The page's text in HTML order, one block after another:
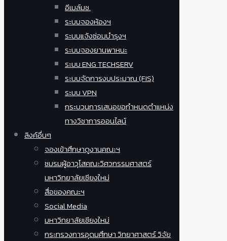
อีเมล์มช.
ระบบจองห้องฯ
ระบบแจ้งซ่อมบำรุงฯ
ระบบจองยานพาหนะ
ระบบ ENG TECHSERV
ระบบจัดการงบประมาณ (FIS)
ระบบ VPN
กระบวนการเสนอขอกำหนดตำแหน่ง
ทางวิชาการออนไลน์
ลิงค์อื่นๆ
จองเข้าศึกษาดูงานคณะฯ
ชมรมผู้อาวุโสคณะวิศวกรรมศาสตร์
มหาวิทยาลัยเชียงใหม่
สื่อของคณะฯ
Social Media
มหาวิทยาลัยเชียงใหม่
กระทรวงการอุดมศึกษา วิทยาศาสตร์ วิจัย